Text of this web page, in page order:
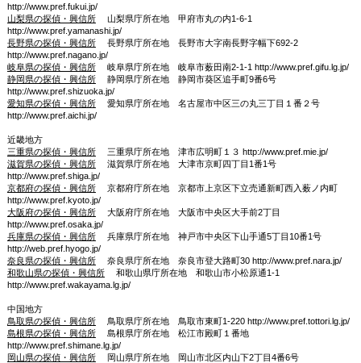
http://www.pref.fukui.jp/
山梨県の探偵・興信所山梨県庁所在地 甲府市丸の内1-6-1
http://www.pref.yamanashi.jp/
長野県の探偵・興信所長野県庁所在地 長野市大字南長野字幅下692-2
http://www.pref.nagano.jp/
岐阜県の探偵・興信所岐阜県庁所在地 岐阜市薮田南2-1-1 http://www.pref.gifu.lg.jp/
静岡県の探偵・興信所静岡県庁所在地 静岡市葵区追手町9番6号
http://www.pref.shizuoka.jp/
愛知県の探偵・興信所愛知県庁所在地 名古屋市中区三の丸三丁目１番２号
http://www.pref.aichi.jp/
近畿地方
三重県の探偵・興信所三重県庁所在地 津市広明町１３ http://www.pref.mie.jp/
滋賀県の探偵・興信所滋賀県庁所在地 大津市京町四丁目1番1号
http://www.pref.shiga.jp/
京都府の探偵・興信所京都府庁所在地 京都市上京区下立売通新町西入薮ノ内町
http://www.pref.kyoto.jp/
大阪府の探偵・興信所大阪府庁所在地 大阪市中央区大手前2丁目
http://www.pref.osaka.jp/
兵庫県の探偵・興信所兵庫県庁所在地 神戸市中央区下山手通5丁目10番1号
http://web.pref.hyogo.jp/
奈良県の探偵・興信所奈良県庁所在地 奈良市登大路町30 http://www.pref.nara.jp/
和歌山県の探偵・興信所和歌山県庁所在地 和歌山市小松原通1-1
http://www.pref.wakayama.lg.jp/
中国地方
鳥取県の探偵・興信所鳥取県庁所在地 鳥取市東町1-220 http://www.pref.tottori.lg.jp/
島根県の探偵・興信所島根県庁所在地 松江市殿町１番地
http://www.pref.shimane.lg.jp/
岡山県の探偵・興信所岡山県庁所在地 岡山市北区内山下2丁目4番6号